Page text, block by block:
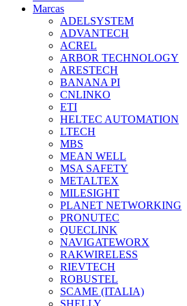
Marcas
ADELSYSTEM
ADVANTECH
ACREL
ARBOR TECHNOLOGY
ARESTECH
BANANA PI
CNLINKO
ETI
HELTEC AUTOMATION
LTECH
MBS
MEAN WELL
MSA SAFETY
METALTEX
MILESIGHT
PLANET NETWORKING
PRONUTEC
QUECLINK
NAVIGATEWORX
RAKWIRELESS
RIEVTECH
ROBUSTEL
SCAME (ITALIA)
SHELLY